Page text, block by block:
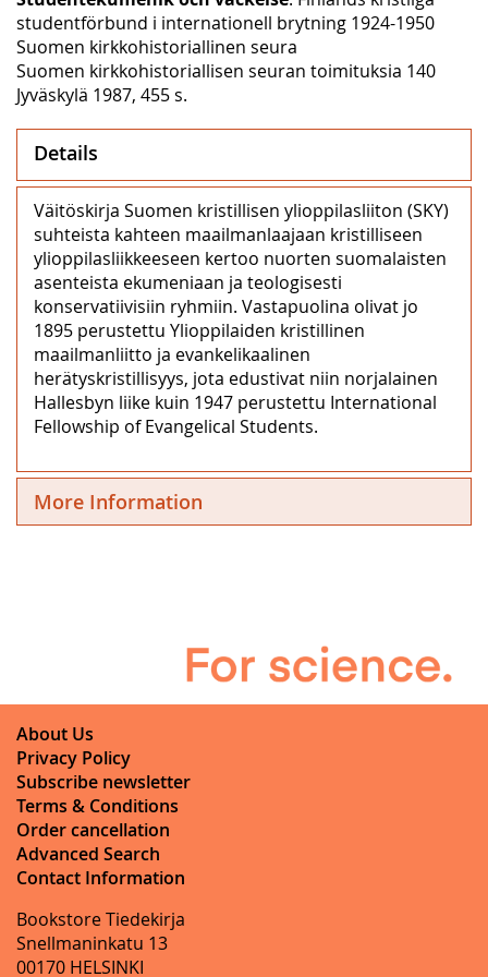
studentförbund i internationell brytning 1924-1950
Suomen kirkkohistoriallinen seura
Suomen kirkkohistoriallisen seuran toimituksia 140
Jyväskylä 1987, 455 s.
Details
Väitöskirja Suomen kristillisen ylioppilasliiton (SKY)
suhteista kahteen maailmanlaajaan kristilliseen
ylioppilasliikkeeseen kertoo nuorten suomalaisten
asenteista ekumeniaan ja teologisesti
konservatiivisiin ryhmiin. Vastapuolina olivat jo
1895 perustettu Ylioppilaiden kristillinen
maailmanliitto ja evankelikaalinen
herätyskristillisyys, jota edustivat niin norjalainen
Hallesbyn liike kuin 1947 perustettu International
Fellowship of Evangelical Students.
More Information
About Us
Privacy Policy
Subscribe newsletter
Terms & Conditions
Order cancellation
Advanced Search
Contact Information
Bookstore Tiedekirja
Snellmaninkatu 13
00170 HELSINKI